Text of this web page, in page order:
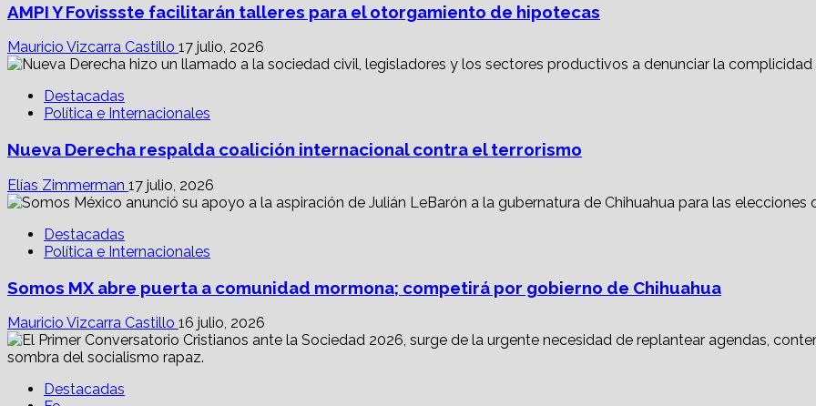
AMPI Y Fovissste facilitarán talleres para el otorgamiento de hipotecas
Mauricio Vizcarra Castillo 17 julio, 2026
Destacadas
Política e Internacionales
Nueva Derecha respalda coalición internacional contra el terrorismo
Elías Zimmerman 17 julio, 2026
Destacadas
Política e Internacionales
Somos MX abre puerta a comunidad mormona; competirá por gobierno de Chihuahua
Mauricio Vizcarra Castillo 16 julio, 2026
Destacadas